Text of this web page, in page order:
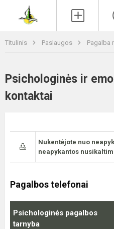
Titulinis Paslaugos Pagalba
Psichologinės ir
kontaktai
Nukentėjote nuo
neapykantos
Pagalbos telefonai
Psichologinės pagalbos
tarnyba